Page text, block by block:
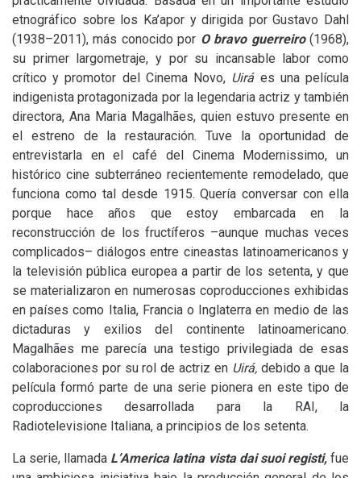
etnográfico sobre los Ka’apor y dirigida por Gustavo Dahl
(1938–2011), más conocido por O bravo guerreiro(1968),
su primer largometraje, y por su incansable labor como
crítico y promotor del Cinema Novo, Uiráes una película
indigenista protagonizada por la legendaria actriz y también
directora, Ana Maria Magalhães, quien estuvo presente en
el estreno de la restauración. Tuve la oportunidad de
entrevistarla en el café del Cinema Modernissimo, un
histórico cine subterráneo recientemente remodelado, que
funciona como tal desde 1915. Quería conversar con ella
porque hace años que estoy embarcada en la
reconstrucción de los fructíferos –aunque muchas veces
complicados– diálogos entre cineastas latinoamericanos y
la televisión pública europea a partir de los setenta, y que
se materializaron en numerosas coproducciones exhibidas
en países como Italia, Francia o Inglaterra en medio de las
dictaduras y exilios del continente latinoamericano.
Magalhães me parecía una testigo privilegiada de esas
colaboraciones por su rol de actriz en Uirá, debido a que la
película formó parte de una serie pionera en este tipo de
coproducciones desarrollada para la RAI, la
Radiotelevisione Italiana, a principios de los setenta.
La serie, llamada L’America latina vista dai suoi registi,fue